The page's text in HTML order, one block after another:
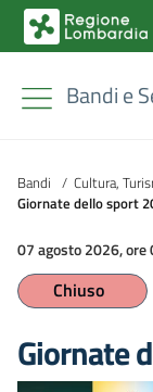
Bandi e
Bandi / Cultura,
Giornate dello sport
07 agosto 2026, ore
Chiuso
Giornate